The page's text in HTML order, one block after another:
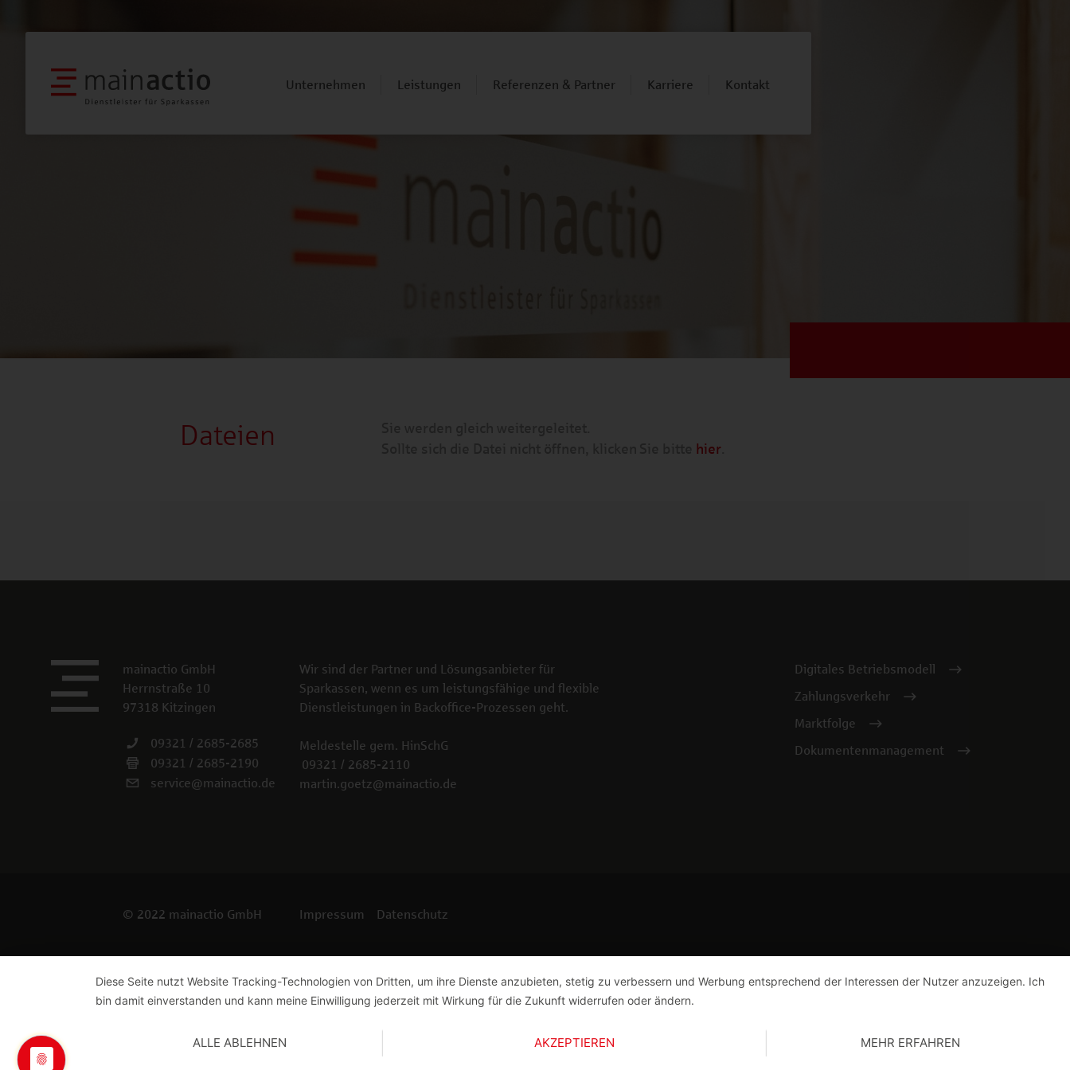
Unternehmen Leistungen Referenzen & Partner Karriere Kontakt
Dateien hier
mainactio GmbH
Herrnstraße 10
97318 Kitzingen
09321 / 2685-2685
09321 / 2685-2190
service@mainactio.de
Wir sind der Partner und Lösungsanbieter für
Sparkassen, wenn es um leistungsfähige und flexible
Dienstleistungen in Backoffice-Prozessen geht.
Meldestelle gem. HinSchG
09321 / 2685-2110
martin.goetz@mainactio.de
Digitales Betriebsmodell
Zahlungsverkehr
Marktfolge
Dokumentenmanagement
© 2022 mainactio GmbH Impressum Datenschutz
Diese Seite nutzt Website Tracking-Technologien von Dritten, um ihre Dienste anzubieten, stetig zu verbessern und Werbung entsprechend der Interessen der Nutzer anzuzeigen. Ich
bin damit einverstanden und kann meine Einwilligung jederzeit mit Wirkung für die Zukunft widerrufen oder ändern.
ALLE ABLEHNEN AKZEPTIEREN MEHR ERFAHREN